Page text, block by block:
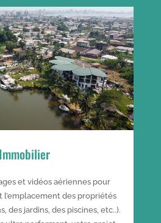
Immobilier
et vidéos aériennes pour
des propriétés
des jardins, des piscines, etc..).